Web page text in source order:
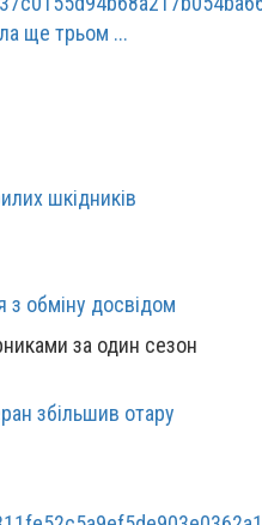
ще трьом ...
шкідників
з обміну досвідом
збільшив отару